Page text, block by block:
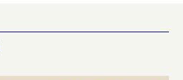
van de teksten op deze website